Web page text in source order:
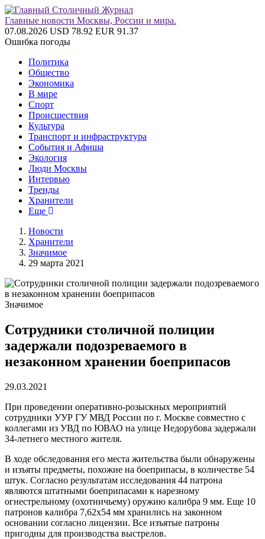
Главные новости Москвы, России и мира.
07.08.2026 USD 78.92 EUR 91.37
Ошибка погоды
Политика
Общество
Экономика
В мире
Спорт
Происшествия
Культура
Транспорт и инфраструктура
События и Афиша
Экология
Люди Москвы
Интервью
Тренды
Хранители
Еще
Новости
Хранители
Значимое
29 марта 2021
Значимое
Сотрудники столичной полиции
задержали подозреваемого в
незаконном хранении боеприпасов
29.03.2021
При проведении оперативно-розыскных мероприятий
сотрудники УУР ГУ МВД России по г. Москве совместно с
коллегами из УВД по ЮВАО на улице Недорубова задержали
34-летнего местного жителя.
В ходе обследования его места жительства были обнаружены
и изъяты предметы, похожие на боеприпасы, в количестве 54
штук. Согласно результатам исследования 44 патрона
являются штатными боеприпасами к нарезному
огнестрельному (охотничьему) оружию калибра 9 мм. Еще 10
патронов калибра 7,62х54 мм хранились на законном
основании согласно лицензии. Все изъятые патроны
пригодны для производства выстрелов.